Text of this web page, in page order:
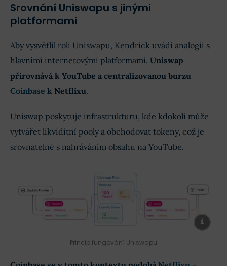
Srovnání Uniswapu s jinými
platformami
Aby vysvětlil roli Uniswapu, Kendrick uvádí analogii s
hlavními internetovými platformami. Uniswap
přirovnává k YouTube a centralizovanou burzu
Coinbase k Netflixu.
Uniswap poskytuje infrastrukturu, kde kdokoli může
vytvářet likviditní pooly a obchodovat tokeny, což je
srovnatelné s nahráváním obsahu na YouTube.
Princip fungování Uniswapu